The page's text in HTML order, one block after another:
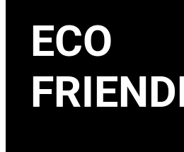
ECO